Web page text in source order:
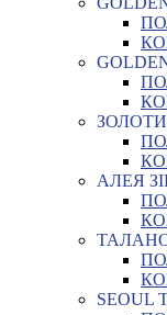
АЛЕЯ
SEOUL